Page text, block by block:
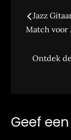
Jazz
Match voor
Ontdek
Geef